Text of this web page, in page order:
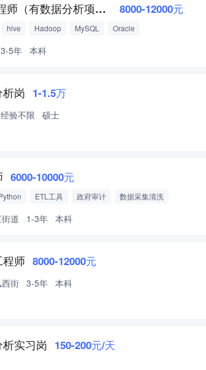
python开发工程师（有数据分析项目经验） 8000-12000元
hive Hadoop MySQL
Oracle
3-5年 本科
岗 1-1.5万
经验不限 硕士
6000-10000元
ETL工具 政府审计
数据采集清洗
街道 1-3年 本科
程师 8000-12000元
西街 3-5年 本科
实习岗 150-200元/天